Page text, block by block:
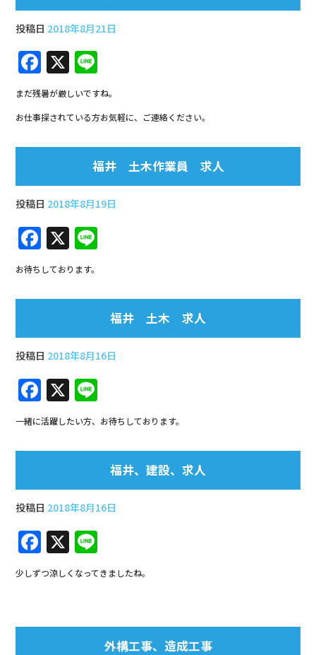
o
k
投稿日 2018年8月21日
F
a
c
e
b
o
k
X
n
e
まだ残暑が厳しいですね。
お仕事探されている方お気軽に、ご連絡ください。
福井 土木作業員 求人
投稿日 2018年8月19日
F
a
c
e
o
o
k
X
お待ちしております。
福井 土木 求人
投稿日 2018年8月16日
F
a
c
e
o
o
k
X
n
e
一緒に活躍したい方、お待ちしております。
福井、建設、求人
投稿日 2018年8月16日
F
a
c
b
X
n
e
少しずつ涼しくなってきましたね。
外構工事、造成工事